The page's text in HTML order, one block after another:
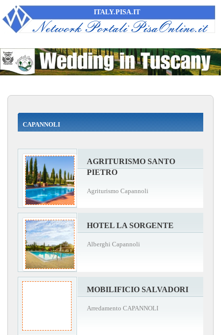
ITALY.PISA.IT
CAPANNOLI
AGRITURISMO SANTO
PIETRO
Agriturismo Capannoli
HOTEL LA SORGENTE
Alberghi Capannoli
MOBILIFICIO SALVADORI
Arredamento CAPANNOLI